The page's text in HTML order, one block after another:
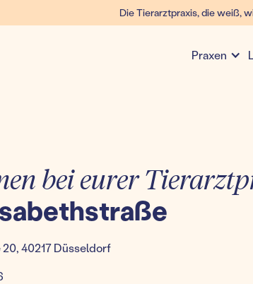
Die Tierarztpraxis, die weiß,
Praxen
bei eurer
20,40217 Düsseldorf